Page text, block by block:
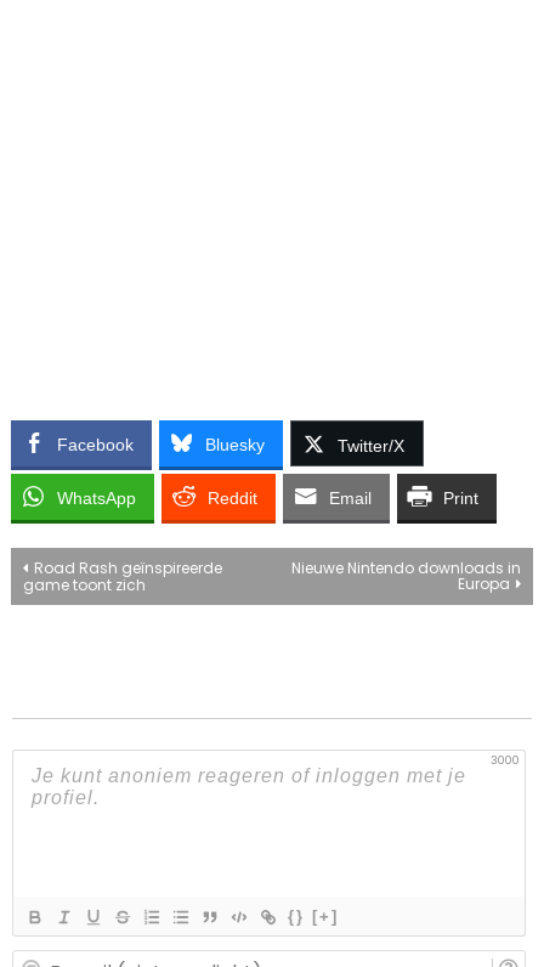
Facebook Bluesky Twitter/X
WhatsApp Reddit Email Print
Bericht
Road Rash geïnspireerde
game toont zich
Nieuwe Nintendo downloads in
Europa
3000
{} [+]